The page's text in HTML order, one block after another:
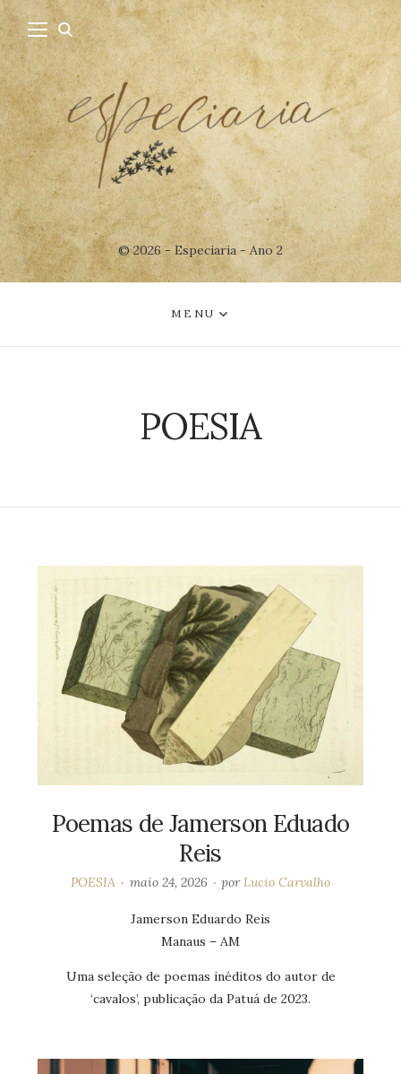
© 2026 - Especiaria - Ano 2
MENU
POESIA
Poemas de Jamerson Eduado
Reis
POESIA maio 24, 2026 por Lucio Carvalho
Jamerson Eduardo Reis
Manaus – AM
Uma seleção de poemas inéditos do autor de
‘cavalos’, publicação da Patuá de 2023.